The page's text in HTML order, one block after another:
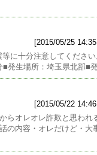
[2015/05/25
に十分注意してくださ
■発生場所：埼玉県北部■
[2015/05/22
らオレオレ詐欺と思われ
の内容・オレだけど・大